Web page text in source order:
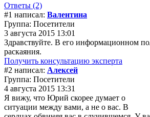
Ответы (2)
#1 написал: Валентина
Группа: Посетители
3 августа 2015 13:01
Здравствуйте. В его информационном
раскаяния.
Получить консультацию эксперта
#2 написал: Алексей
Группа: Посетители
4 августа 2015 13:31
Я вижу, что Юрий скорее думает о
ситуации между вами, а не о вас. В